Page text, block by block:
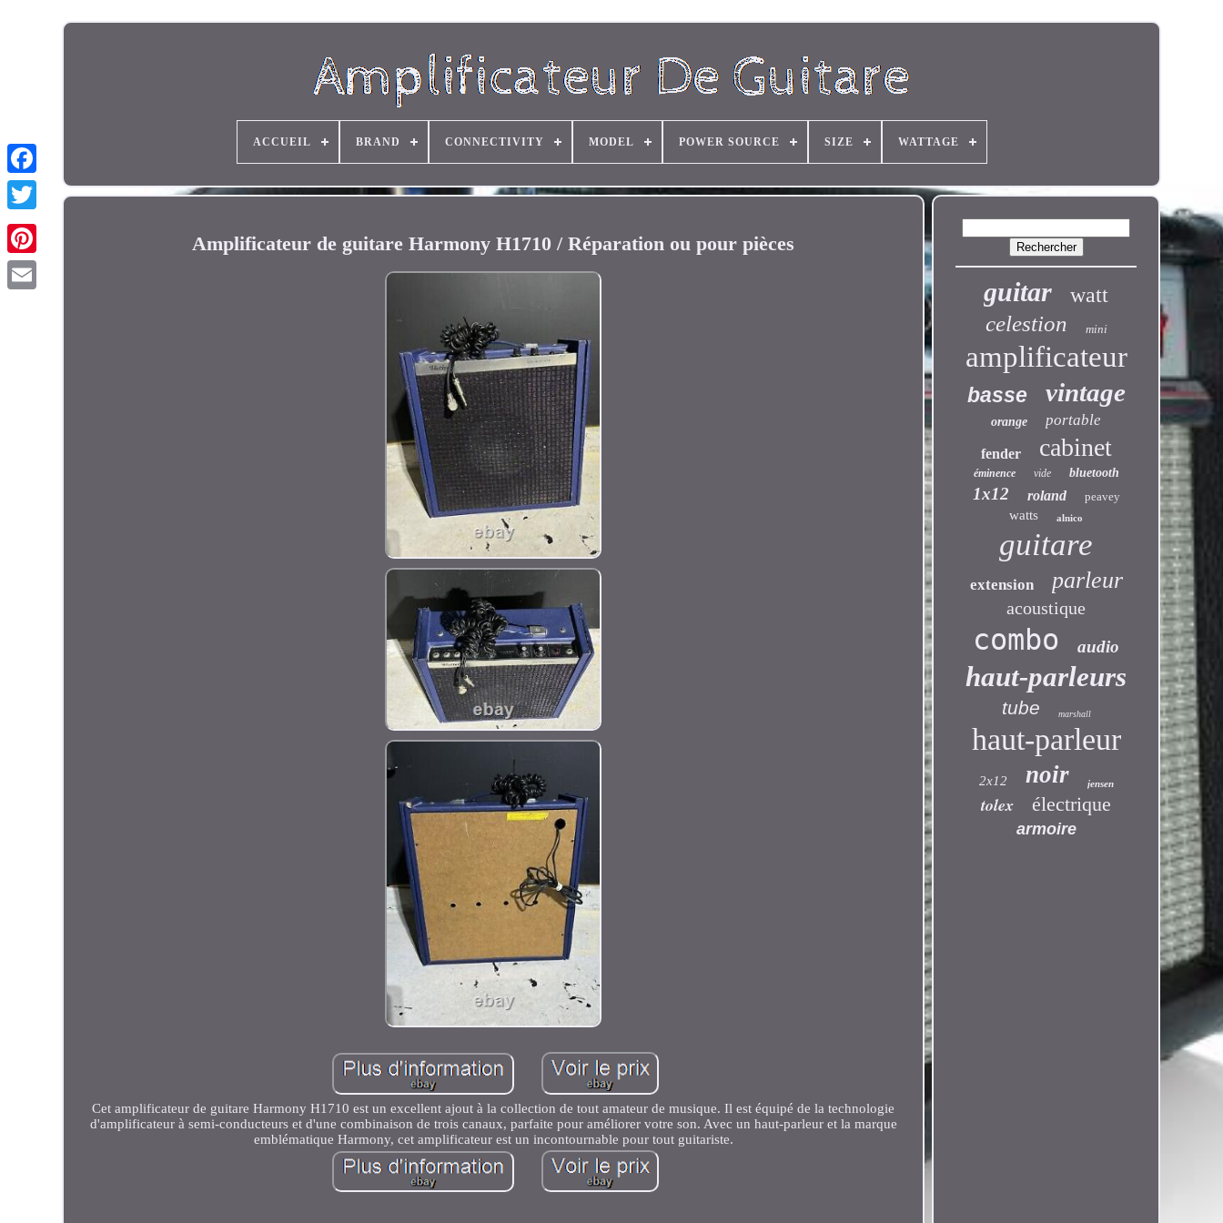
ACCUEIL BRAND CONNECTIVITY MODEL POWER SOURCE SIZE WATTAGE
Amplificateur de guitare Harmony H1710 / Réparation ou pour pièces
Cet amplificateur de guitare Harmony H1710 est un excellent ajout à la collection de tout amateur de musique. Il est équipé de la technologie
d'amplificateur à semi-conducteurs et d'une combinaison de trois canaux, parfaite pour améliorer votre son. Avec un haut-parleur et la marque
emblématique Harmony, cet amplificateur est un incontournable pour tout guitariste.
guitar watt
celestion mini
amplificateur
basse vintage
orange portable
fender cabinet
éminence vide bluetooth
1x12 roland peavey
watts alnico
guitare
extension parleur
acoustique
combo audio
haut-parleurs
tube marshall
haut-parleur
2x12 noir jensen
tolex électrique
armoire